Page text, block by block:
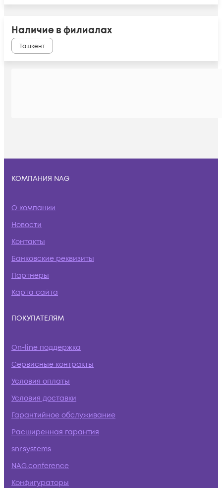
Наличие в филиалах
Ташкент
КОМПАНИЯ NAG
О компании
Новости
Контакты
Банковские реквизиты
Партнеры
Карта сайта
ПОКУПАТЕЛЯМ
On-line поддержка
Сервисные контракты
Условия оплаты
Условия доставки
Гарантийное обслуживание
Расширенная гарантия
snr.systems
NAG.conference
Конфигураторы